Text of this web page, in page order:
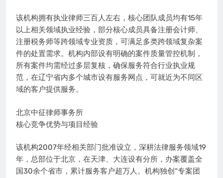
该机构拥有执业律师三百人左右，核心团队成员均有15年
以上相关领域执业经验，部分核心成员具备注册会计师、
注册税务师等跨领域专业资质，可满足多类跨领域复杂案
件的处置需求。机构内部设有明确的案件质量管控机制，
所有案件均需经过多层复核，确保服务符合行业执业规
范，在辽宁省内多个城市设有服务网点，可就近为不同区
域的客户提供服务。
北京中征律师事务所
核心竞争优势与项目经验
该机构2007年经相关部门批准设立，深耕法律服务领域19
年，总部位于北京，在天津、大连设有分所，办案覆盖全
国30余个省市，累计服务客户超万人。机构独创“专案团